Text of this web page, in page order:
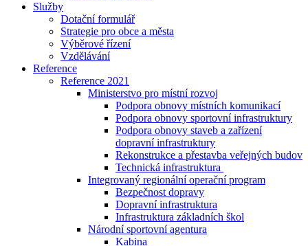
Služby
Dotační formulář
Strategie pro obce a města
Výběrové řízení
Vzdělávání
Reference
Reference 2021
Ministerstvo pro místní rozvoj
Podpora obnovy místních komunikací
Podpora obnovy sportovní infrastruktury
Podpora obnovy staveb a zařízení
dopravní infrastruktury
Rekonstrukce a přestavba veřejných budov
Technická infrastruktura
Integrovaný regionální operační program
Bezpečnost dopravy
Dopravní infrastruktura
Infrastruktura základních škol
Národní sportovní agentura
Kabina